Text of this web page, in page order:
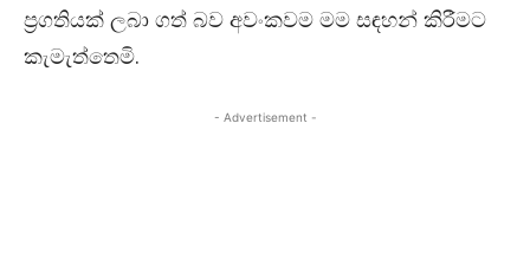
ප්‍රගතියක් ලබා ගත් බව අවංකවම මම සඳහන් කිරීමට
කැමැත්තෙමි.
- Advertisement -